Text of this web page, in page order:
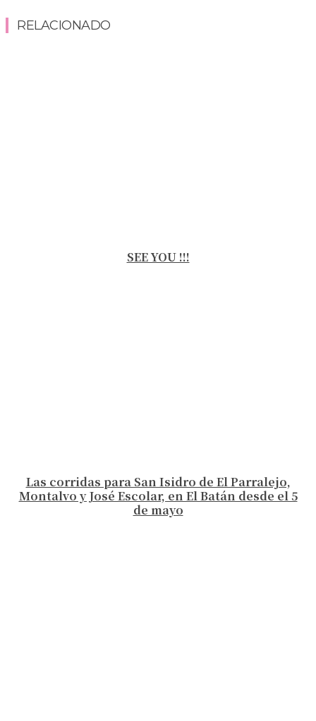
RELACIONADO
SEE YOU !!!
Las corridas para San Isidro de El Parralejo,
Montalvo y José Escolar, en El Batán desde el 5
de mayo